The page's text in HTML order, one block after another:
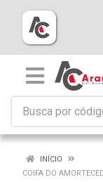
INÍCIO
COIFA DO